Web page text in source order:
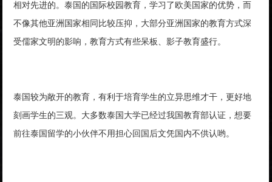
相对先进的。泰国的国际校园教育，学习了欧美国家的优势，而
不像其他亚洲国家相同比较压抑，大部分亚洲国家的教育方式深
受儒家文明的影响，教育方式有些呆板、影子教育盛行。
泰国较为敞开的教育，有利于培育学生的立异思维才干，更好地
刻画学生的三观。大多数泰国大学已经过我国教育部认证，想要
前往泰国留学的小伙伴不用担心回国后文凭国内不供认哟。